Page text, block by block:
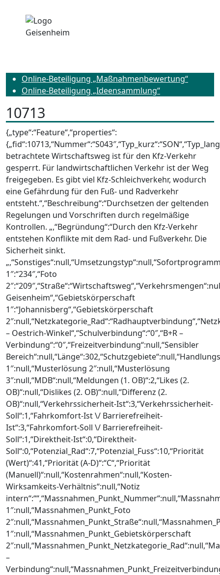
Online-Beteiligung „Maßnahmenbewertung“
Online-Beteiligung „Ideensammlung“
10713
{„type“:“Feature“,“properties“:
betrachtete Wirtschaftsweg ist für den Kfz-Verkehr
gesperrt. Für landwirtschaftlichen Verkehr ist der Weg
freigegeben. Es gibt viel Kfz-Schleichverkehr, wodurch
eine Gefährdung für den Fuß- und Radverkehr
entsteht.“,“Beschreibung“:“Durchsetzen der geltenden
Regelungen und Vorschriften durch regelmäßige
Kontrollen. „,“Begründung“:“Durch den Kfz-Verkehr
entstehen Konflikte mit dem Rad- und Fußverkehr. Die
Sicherheit sinkt.
1″:“234″,“Foto
Geisenheim“,“Gebietskörperschaft
1″:“Johannisberg“,“Gebietskörperschaft
– Oestrich-Winkel“,“Schulverbindung“:“0″,“B+R –
Verbindung“:“0″,“Freizeitverbindung“:null,“Sensibler
1″:null,“Musterlösung 2″:null,“Musterlösung
3″:null,“MDB“:null,“Meldungen (1. OB)“:2,“Likes (2.
OB)“:null,“Dislikes (2. OB)“:null,“Differenz (2.
OB)“:null,“Verkehrssicherheit-Ist“:3,“Verkehrssicherheit-
Soll“:1,“Fahrkomfort-Ist \/ Barrierefreiheit-
Ist“:3,“Fahrkomfort-Soll \/ Barrierefreiheit-
Soll“:1,“Direktheit-Ist“:0,“Direktheit-
Soll“:0,“Potenzial_Rad“:7,“Potenzial_Fuss“:10,“Priorität
(Wert)“:41,“Priorität (A-D)“:“C“,“Priorität
(Manuell)“:null,“Kostenrahmen“:null,“Kosten-
Wirksamkeits-Verhältnis“:null,“Notiz
1″:null,“Massnahmen_Punkt_Foto
1″:null,“Massnahmen_Punkt_Gebietskörperschaft
–